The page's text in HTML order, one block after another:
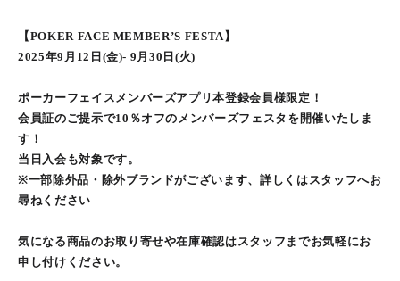
【POKER FACE MEMBER’S FESTA】
2025年9月12日(金)- 9月30日(火)
ポーカーフェイスメンバーズアプリ本登録会員様限定！
会員証のご提示で10％オフのメンバーズフェスタを開催いたしま
す！
当日入会も対象です。
※一部除外品・除外ブランドがございます、詳しくはスタッフへお
尋ねください
気になる商品のお取り寄せや在庫確認はスタッフまでお気軽にお
申し付けください。